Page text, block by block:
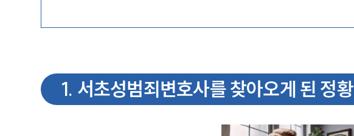
1. 서초성범죄변호사를 찾아오게 된 정황